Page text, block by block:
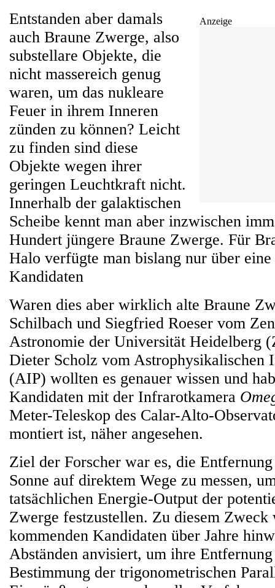
Anzeige
Entstanden aber damals
auch Braune Zwerge, also
substellare Objekte, die
nicht massereich genug
waren, um das nukleare
Feuer in ihrem Inneren
zünden zu können? Leicht
zu finden sind diese
Objekte wegen ihrer
geringen Leuchtkraft nicht.
Innerhalb der galaktischen
Scheibe kennt man aber inzwischen
Hundert jüngere Braune Zwerge. Für
Halo verfügte man bislang nur über
Kandidaten
Waren dies aber wirklich alte Braune
Schilbach und Siegfried Roeser vom
Astronomie der Universität Heidelberg
Dieter Scholz vom Astrophysikalischen
(AIP) wollten es genauer wissen und
Kandidaten mit der Infrarotkamera
Meter-Teleskop des Calar-Alto-
montiert ist, näher angesehen.
Ziel der Forscher war es, die
Sonne auf direktem Wege zu messen,
tatsächlichen Energie-Output der
Zwerge festzustellen. Zu diesem Zweck
kommenden Kandidaten über Jahre
Abständen anvisiert, um ihre
Bestimmung der trigonometrischen